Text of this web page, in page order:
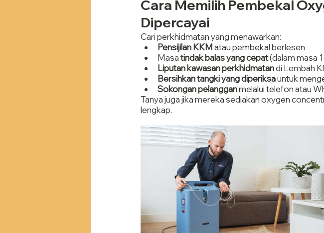
Cara Memilih Pembekal
Dipercayai
Cari perkhidmatan yang menawarkan:
Pensijilan KKM atau pembekal berlesen
Masa tindak balas yang cepat (dalam masa
Liputan kawasan perkhidmatan di Lembah
Bersihkan tangki yang diperiksa untuk
Sokongan pelanggan melalui telefon atau
Tanya juga jika mereka sediakan oxygen
lengkap.